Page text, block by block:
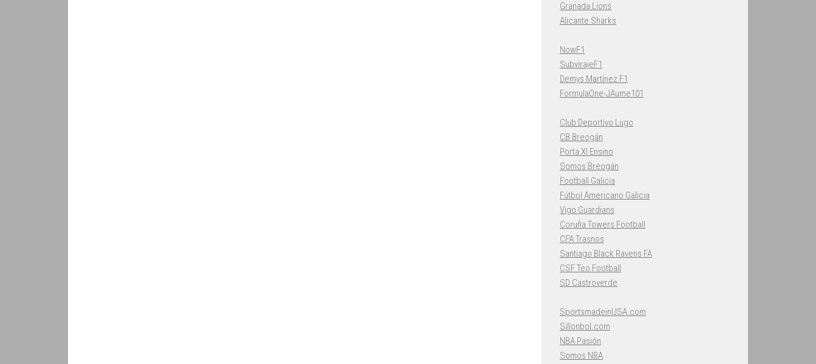
Granada Lions
Alicante Sharks
NowF1
SubvirajeF1
Demys Martínez F1
FormulaOne-JAume101
Club Deportivo Lugo
CB Breogán
Porta XI Ensino
Somos Breogán
Football Galicia
Fútbol Americano Galicia
Vigo Guardians
Coruña Towers Football
CFA Trasnos
Santiago Black Ravens FA
CSF Teo Football
SD Castroverde
SportsmadeinUSA.com
Sillonbol.com
NBA Pasión
Somos NBA